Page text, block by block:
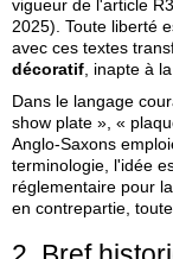
vigueur de l'article
2025). Toute liberté
avec ces textes
décoratif , inapte à
Dans le langage
show plate », «
Anglo‑Saxons
terminologie, l'idée
réglementaire pour
en contrepartie,